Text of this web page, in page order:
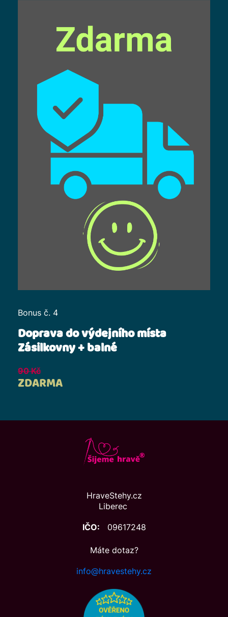
Bonus č. 4
Doprava do výdejního místa
Zásilkovny + balné
90 Kč
ZDARMA
HraveStehy.cz
Liberec
IČO: 09617248
Máte dotaz?
info@hravestehy.cz